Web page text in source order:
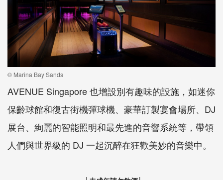
© Marina Bay Sands
AVENUE Singapore 也增設別有趣味的設施，如迷你
保齡球館和復古街機彈球機、豪華訂製宴會場所、DJ
展台、絢麗的智能照明和最先進的音響系統等，帶領
人們與世界級的 DJ 一起沉醉在狂歡美妙的音樂中。